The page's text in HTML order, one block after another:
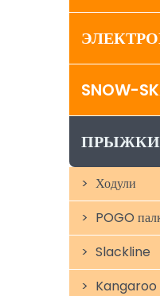
SNOW-
ПРЫЖКИ
Ходули
POGO
Slackline
Kangaroo